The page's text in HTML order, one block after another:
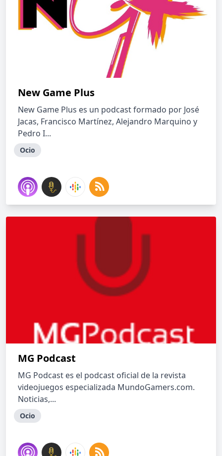
New Game Plus
New Game Plus es un podcast formado por José
Jacas, Francisco Martínez, Alejandro Marquino y
Pedro I...
Ocio
MG Podcast
MG Podcast es el podcast oficial de la revista
videojuegos especializada MundoGamers.com.
Noticias,...
Ocio